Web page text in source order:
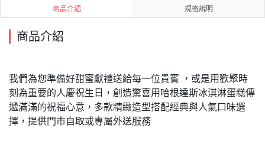
商品介紹 規格說明
商品介紹
我們為您準備好甜蜜獻禮送給每一位貴賓 ，或是用歡聚時
刻為重要的人慶祝生日，創造驚喜用哈根達斯冰淇淋蛋糕傳
遞滿滿的祝福心意，多款精緻造型搭配經典與人氣口味選
擇，提供門市自取或專屬外送服務